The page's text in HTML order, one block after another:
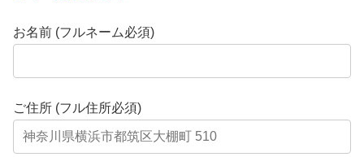
お名前 (フルネーム必須)
ご住所 (フル住所必須)